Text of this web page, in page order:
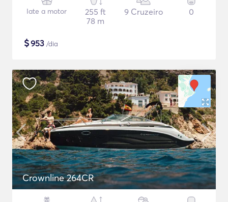
Iate a motor
255 ft
78 m
9 Cruzeiro 0
$953 /dia
Crownline 264CR